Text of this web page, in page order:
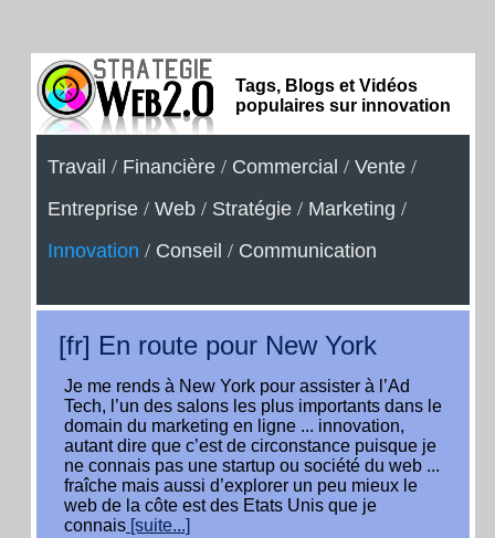
Tags, Blogs et Vidéos
populaires sur innovation
Travail / Financière / Commercial / Vente /
Entreprise / Web / Stratégie / Marketing /
Innovation / Conseil / Communication
[fr] En route pour New York
Je me rends à New York pour assister à l’Ad
Tech, l’un des salons les plus importants dans le
domain du marketing en ligne ... innovation,
autant dire que c’est de circonstance puisque je
ne connais pas une startup ou société du web ...
fraîche mais aussi d’explorer un peu mieux le
web de la côte est des Etats Unis que je
connais [suite...]